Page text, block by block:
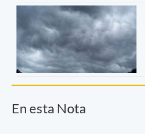
En esta Nota